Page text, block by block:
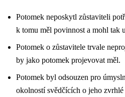
Potomek neposkytl zůstaviteli
k tomu měl povinnost a mohl tak
Potomek o zůstavitele trvale
by jako potomek projevovat měl.
Potomek byl odsouzen pro
okolností svědčících o jeho zvrhlé